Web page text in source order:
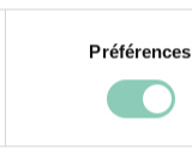
Préférences
léger et facile
bien
offrent
de marche pour
imperméables,